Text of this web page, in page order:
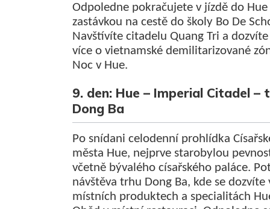
Odpoledne pokračujete v jízdě do Hue
zastávkou na cestě do školy Bo De
Navštívíte citadelu Quang Tri a dozvíte
více o vietnamské demilitarizované
Noc v Hue.
9. den: Hue – Imperial Citadel –
Dong Ba
Po snídani celodenní prohlídka
města Hue, nejprve starobylou
včetně bývalého císařského paláce.
návštěva trhu Dong Ba, kde se dozvíte
místních produktech a specialitách